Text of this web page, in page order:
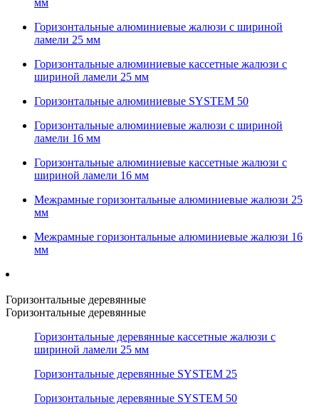
мм
Горизонтальные алюминиевые жалюзи с шириной
ламели 25 мм
Горизонтальные алюминиевые кассетные жалюзи с
шириной ламели 25 мм
Горизонтальные алюминиевые SYSTEM 50
Горизонтальные алюминиевые жалюзи с шириной
ламели 16 мм
Горизонтальные алюминиевые кассетные жалюзи с
шириной ламели 16 мм
Межрамные горизонтальные алюминиевые жалюзи 25
мм
Межрамные горизонтальные алюминиевые жалюзи 16
мм
Горизонтальные деревянные
Горизонтальные деревянные
Горизонтальные деревянные кассетные жалюзи с
шириной ламели 25 мм
Горизонтальные деревянные SYSTEM 25
Горизонтальные деревянные SYSTEM 50